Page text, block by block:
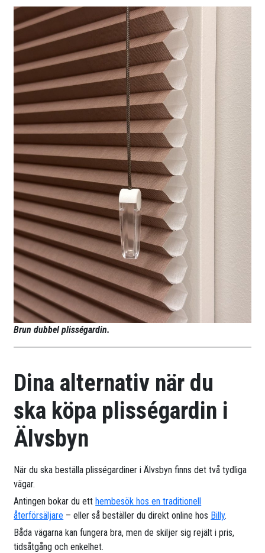
Brun dubbel plisségardin.
Dina alternativ när du
ska köpa plisségardin i
Älvsbyn
När du ska beställa plisségardiner i Älvsbyn finns det två tydliga
vägar.
Antingen bokar du etthembesök hos en traditionell
återförsäljare – eller så beställer du direkt online hos Billy.
Båda vägarna kan fungera bra, men de skiljer sig rejält i pris,
tidsåtgång och enkelhet.